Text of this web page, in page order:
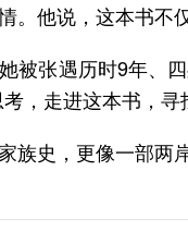
。他说，这本书不
被张遇历时9年、
，走进这本书，寻
族史，更像一部